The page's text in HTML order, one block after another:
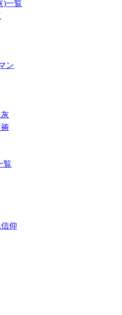
)一覧
ン
覧
仰